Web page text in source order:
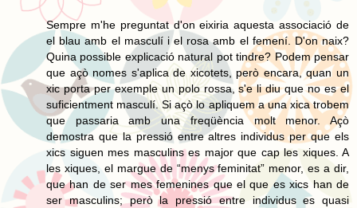
Sempre m'he preguntat d'on eixiria aquesta associació de
el blau amb el masculí i el rosa amb el femení. D'on naix?
Quina possible explicació natural pot tindre? Podem pensar
que açò nomes s'aplica de xicotets, però encara, quan un
xic porta per exemple un polo rossa, s'e li diu que no es el
suficientment masculí. Si açò lo apliquem a una xica trobem
que passaria amb una freqüència molt menor. Açò
demostra que la pressió entre altres individus per que els
xics siguen mes masculins es major que cap les xiques. A
les xiques, el margue de “menys feminitat” menor, es a dir,
que han de ser mes femenines que el que es xics han de
ser masculins; però la pressió entre individus es quasi